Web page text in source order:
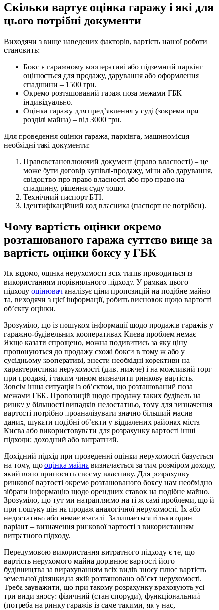
Скільки вартує оцінка гаражу і які для
цього потрібні документи
Виходячи з вище наведених факторів, вартість нашої роботи
становить:
Бокс в гаражному кооперативі або підземний паркінг
оцінюється для продажу, дарування або оформлення
спадщини – 1500 грн.
Окремо розташований гараж поза межами ГБК –
індивідуально.
Оцінка гаражу для пред’явлення у суді (зокрема при
розділі майна) – від 3000 грн.
Для проведення оцінки гаража, паркінга, машиномісця
необхідні такі документи:
Правовстановлюючий документ (право власності) – це
може бути договір купівлі-продажу, міни або дарування,
свідоцтво про право власності або про право на
спадщину, рішення суду тощо.
Технічний паспорт БТІ.
Ідентифікаційний код власника (паспорт не потрібен).
Чому вартість оцінки окремо
розташованого гаража суттєво вище за
вартість оцінки боксу у ГБК
Як відомо, оцінка нерухомості всіх типів проводиться із
використанням порівняльного підходу. У рамках цього
підходу оцінювач аналізує ціни пропозицій на подібне майно
та, виходячи з цієї інформації, робить висновок щодо вартості
об’єкту оцінки.
Зрозуміло, що із пошуком інформації щодо продажів гаражів у
гаражно-будівельних кооперативах Києва проблем немає.
Якщо казати спрощено, можна подивитись за яку ціну
пропонуються до продажу схожі бокси в тому ж або у
сусідньому кооперативі, внести необхідні корективи на
характеристики нерухомості (див. нижче) і на можливий торг
при продажі, і таким чином визначити ринкову вартість.
Зовсім інша ситуація із об’єктом, що розташований поза
межами ГБК. Пропозицій щодо продажу таких будівель на
ринку у більшості випадків недостатньо, тому для визначення
вартості потрібно проаналізувати значно більший масив
даних, шукати подібні об’єкти у віддалених районах міста
Києва або використовувати для розрахунку вартості інші
підходи: доходний або витратний.
Дохідний підхід при проведенні оцінки нерухомості базується
на тому, що оцінка майна визначається за тим розміром доходу,
який воно приносить своєму власнику. Для розрахунку
ринкової вартості окремо розташованого боксу нам необхідно
зібрати інформацію щодо орендних ставок на подібне майно.
Зрозуміло, що тут ми натрапляємо на ті ж самі проблеми, що й
при пошуку цін на продаж аналогічної нерухомості. Їх або
недостатньо або немає взагалі. Залишається тільки один
варіант – визначення ринкової вартості з використанням
витратного підходу.
Передумовою використання витратного підходу є те, що
вартість нерухомого майна дорівнює вартості його
будівництва за вирахуванням всіх видів зносу плюс вартість
земельної ділянки,на якій розташовано об’єкт нерухомості.
Треба зауважити, що при такому розрахунку враховують усі
три види зносу: фізичний (стан споруди), функціональний
(потреба на ринку гаражів із саме такими, як у нас,